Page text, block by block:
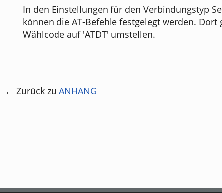
In den Einstellungen für den Verbindungstyp
können die AT-Befehle festgelegt werden. Dort
Wählcode auf 'ATDT' umstellen.
← Zurück zu ANHANG